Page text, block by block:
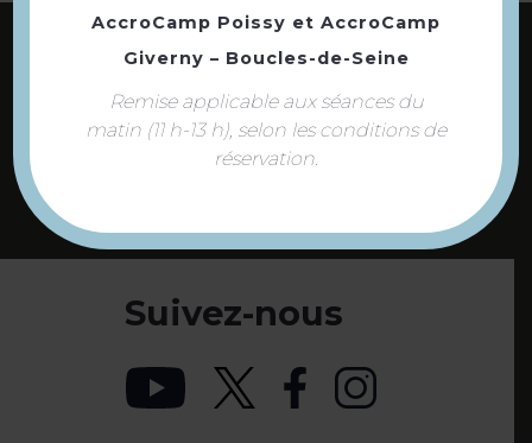
ABONNEZ-VOUS À NOTRE NEWSLETTER
DÉCOUVREZ LES
Suivez-nous
AccroCamp Poissy et AccroCamp
Giverny – Boucles-de-Seine
Remise applicable aux séances du
matin (11 h-13 h), selon les conditions de
réservation.